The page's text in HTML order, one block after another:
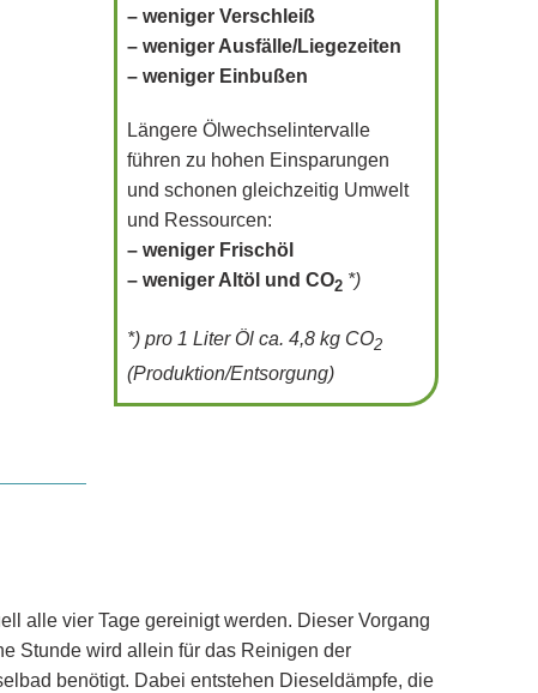
– weniger Verschleiß
– weniger Ausfälle/Liegezeiten
– weniger Einbußen
Längere Ölwechselintervalle
führen zu hohen Einsparungen
und schonen gleichzeitig Umwelt
und Ressourcen:
– weniger Frischöl
– weniger Altöl und CO2 *)
*) pro 1 Liter Öl ca. 4,8 kg CO2
(Produktion/Entsorgung)
alle vier Tage gereinigt werden. Dieser Vorgang
Stunde wird allein für das Reinigen der
benötigt. Dabei entstehen Dieseldämpfe, die